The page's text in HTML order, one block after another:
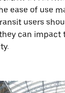
ease of use
users
can impact